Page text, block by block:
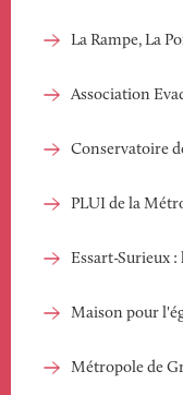
La Rampe, La
Association
Conservatoire
PLUI de la
Essart-Surieux :
Maison pour
Métropole de